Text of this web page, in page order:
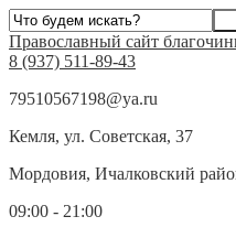
Православный сайт
8 (937) 511-89-43
79510567198@ya.ru
Кемля, ул. Советская, 37
Мордовия, Ичалковский
09:00 - 21:00